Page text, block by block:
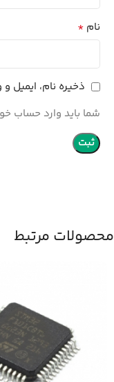
نام *
ذخیره نام، ایمیل
شما باید وارد حساب
محصولات مرتبط